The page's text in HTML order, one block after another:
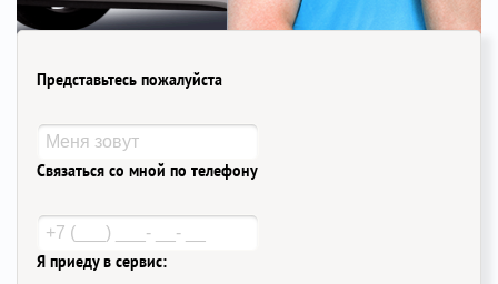
Представьтесь пожалуйста
Связаться со мной по телефону
Я приеду в сервис: